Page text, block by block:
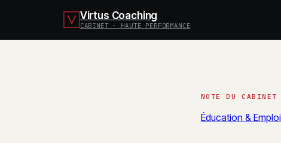
Virtus Coaching
CABINET · HAUTE PERFORMANCE
Éducation & Emploi